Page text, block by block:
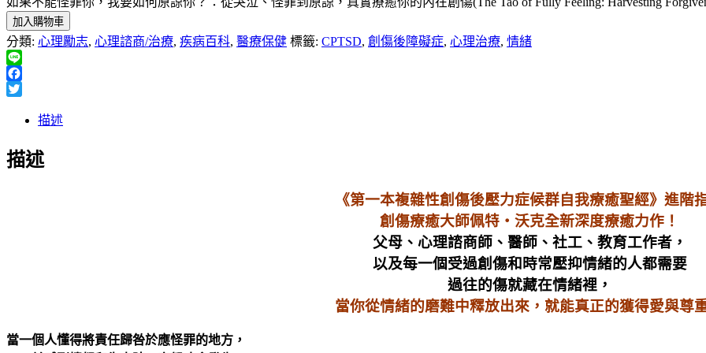
加入購物車
分類: 心理勵志, 心理諮商/治療, 疾病百科, 醫療保健 標籤: CPTSD, 創傷後障礙症, 心理治療, 情緒
Line
Facebook
描述
描述
《第一本複雜性創傷後壓力症候群自我療癒聖經》進階
創傷療癒大師佩特‧沃克全新深度療癒力作！
父母、心理諮商師、醫師、社工、教育工作者，
以及每一個受過創傷和時常壓抑情緒的人都需要
過往的傷就藏在情緒裡，
當你從情緒的磨難中釋放出來，就能真正的獲得愛與尊
當一個人懂得將責任歸咎於應怪罪的地方，